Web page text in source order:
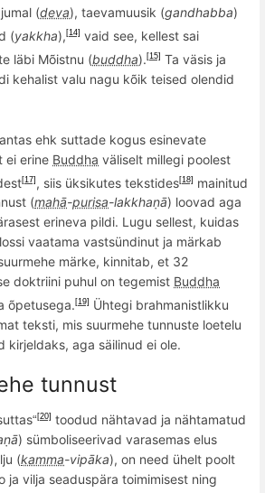
(deva), taevamuusik (gandhabba)
(yakkha), [14] vaid see, kellest sai
läbi Mõistnu (buddha). [15] Ta väsis ja
kehalist valu nagu kõik teised olendid
ehk suttade kogus esinevate
ei erine Buddha väliselt millegi poolest
est[17] , siis üksikutes tekstides[18]
mainitud
(mahā-purisa-lakkhaṇā) loovad aga
erineva pildi. Lugu sellest, kuidas
vaatama vastsündinut ja märkab
märke, kinnitab, et 32
doktriini puhul on tegemist Buddha
õpetusega. [19]
Ühtegi brahmanistlikku
teksti, mis suurmehe tunnuste loetelu
kirjeldaks, aga säilinud ei ole.
tunnust
“ [20] toodud nähtavad ja nähtamatud
ṇā) sümboliseerivad varasemas elus
(kamma-vipāka), on need ühelt poolt
ja vilja seaduspära toimimisest ning